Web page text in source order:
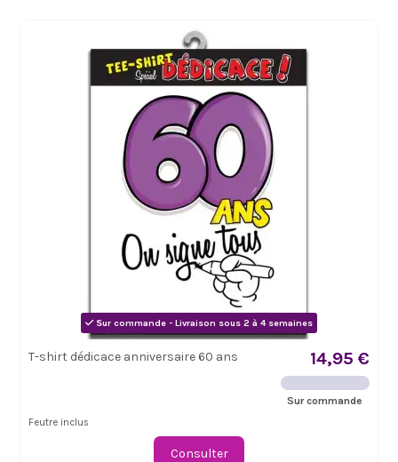
Sur commande - Livraison sous 2 à 4 semaines
T-shirt dédicace anniversaire 60 ans 14,95 €
Sur commande
Feutre inclus
Consulter